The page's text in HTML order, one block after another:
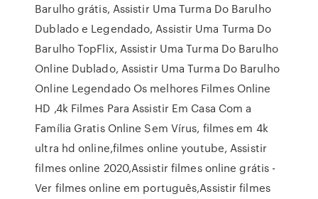
Barulho grátis, Assistir Uma Turma Do Barulho
Dublado e Legendado, Assistir Uma Turma Do
Barulho TopFlix, Assistir Uma Turma Do Barulho
Online Dublado, Assistir Uma Turma Do Barulho
Online Legendado Os melhores Filmes Online
HD ,4k Filmes Para Assistir Em Casa Com a
Família Gratis Online Sem Vírus, filmes em 4k
ultra hd online,filmes online youtube, Assistir
filmes online 2020,Assistir filmes online grátis -
Ver filmes online em português,Assistir filmes